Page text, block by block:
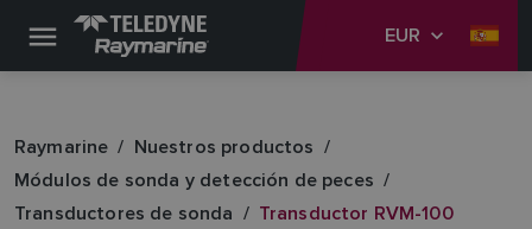
EUR
Raymarine
Nuestros productos
Módulos de sonda y detección de peces
Transductores de sonda
Transductor RVM-100